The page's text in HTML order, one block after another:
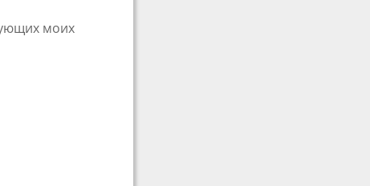
моих